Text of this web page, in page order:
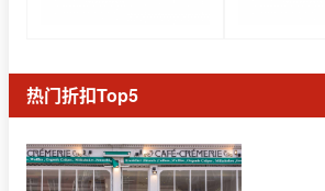
热门折扣Top5